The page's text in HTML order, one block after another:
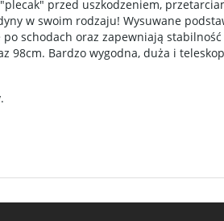
przed uszkodzeniem,
w swoim rodzaju! Wysuwane
schodach oraz zapewniają
98cm. Bardzo wygodna, duża i